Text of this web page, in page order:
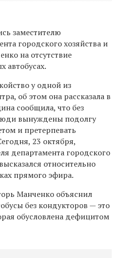
заместителю
городского хозяйства и
на отсутствие
автобусах.
у одной из
об этом она рассказала в
сообщила, что без
вынуждены подолгу
и претерпевать
23 октября,
департамента городского
относительно
прямого эфира.
Манченко объяснил
без кондукторов — это
обусловлена дефицитом